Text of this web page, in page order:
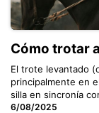
Cómo trotar
El trote levantado
principalmente en
silla en sincronía
6/08/2025